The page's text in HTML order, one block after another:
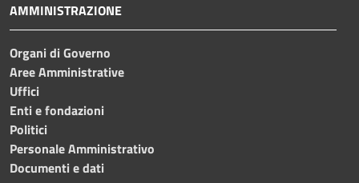
AMMINISTRAZIONE
Organi di Governo
Aree Amministrative
Uffici
Enti e fondazioni
Politici
Personale Amministrativo
Documenti e dati